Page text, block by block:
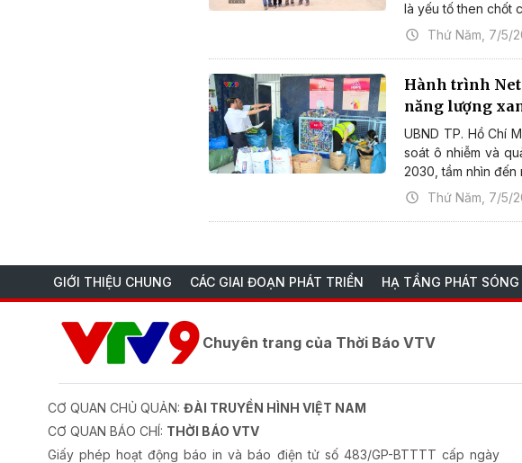
là yếu tố then chốt
Thứ Năm, 7/5/
Hành trình Net
năng lượng
UBND TP. Hồ Chí
soát ô nhiễm và
2030, tầm nhìn đến
Thứ Năm, 7/5/
GIỚI THIỆU CHUNG CÁC GIAI ĐOẠN PHÁT TRIỂN HẠ TẦNG PHÁT SÓNG
Chuyên trang của Thời Báo VTV
CƠ QUAN CHỦ QUẢN: ĐÀI TRUYỀN HÌNH VIỆT NAM
CƠ QUAN BÁO CHÍ: THỜI BÁO VTV
Giấy phép hoạt động báo in và báo điện tử số 483/GP-BTTTT cấp ngày